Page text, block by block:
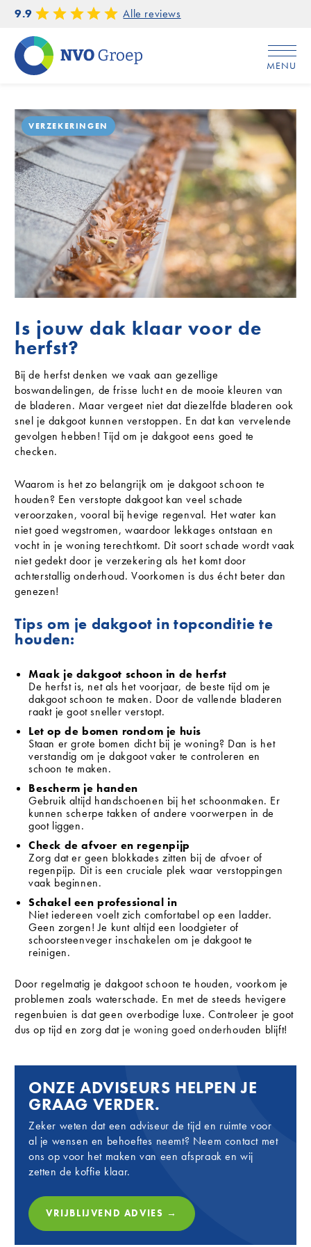
9.9 Alle reviews
MENU
Home /
VERZEKERINGEN
Is jouw dak klaar voor de
herfst?
Bij de herfst denken we vaak aan gezellige
boswandelingen, de frisse lucht en de mooie kleuren van
de bladeren. Maar vergeet niet dat diezelfde bladeren ook
snel je dakgoot kunnen verstoppen. En dat kan vervelende
gevolgen hebben! Tijd om je dakgoot eens goed te
checken.
Waarom is het zo belangrijk om je dakgoot schoon te
houden? Een verstopte dakgoot kan veel schade
veroorzaken, vooral bij hevige regenval. Het water kan
niet goed wegstromen, waardoor lekkages ontstaan en
vocht in je woning terechtkomt. Dit soort schade wordt vaak
niet gedekt door je verzekering als het komt door
achterstallig onderhoud. Voorkomen is dus écht beter dan
genezen!
Tips om je dakgoot in topconditie te
houden:
Maak je dakgoot schoon in de herfst
De herfst is, net als het voorjaar, de beste tijd om je
dakgoot schoon te maken. Door de vallende bladeren
raakt je goot sneller verstopt.
Let op de bomen rondom je huis
Staan er grote bomen dicht bij je woning? Dan is het
verstandig om je dakgoot vaker te controleren en
schoon te maken.
Bescherm je handen
Gebruik altijd handschoenen bij het schoonmaken. Er
kunnen scherpe takken of andere voorwerpen in de
goot liggen.
Check de afvoer en regenpijp
Zorg dat er geen blokkades zitten bij de afvoer of
regenpijp. Dit is een cruciale plek waar verstoppingen
vaak beginnen.
Schakel een professional in
Niet iedereen voelt zich comfortabel op een ladder.
Geen zorgen! Je kunt altijd een loodgieter of
schoorsteenveger inschakelen om je dakgoot te
reinigen.
Door regelmatig je dakgoot schoon te houden, voorkom je
problemen zoals waterschade. En met de steeds hevigere
regenbuien is dat geen overbodige luxe. Controleer je goot
dus op tijd en zorg dat je woning goed onderhouden blijft!
ONZE ADVISEURS HELPEN JE
GRAAG VERDER.
Zeker weten dat een adviseur de tijd en ruimte voor
al je wensen en behoeftes neemt? Neem contact met
ons op voor het maken van een afspraak en wij
zetten de koffie klaar.
VRIJBLIJVEND ADVIES →